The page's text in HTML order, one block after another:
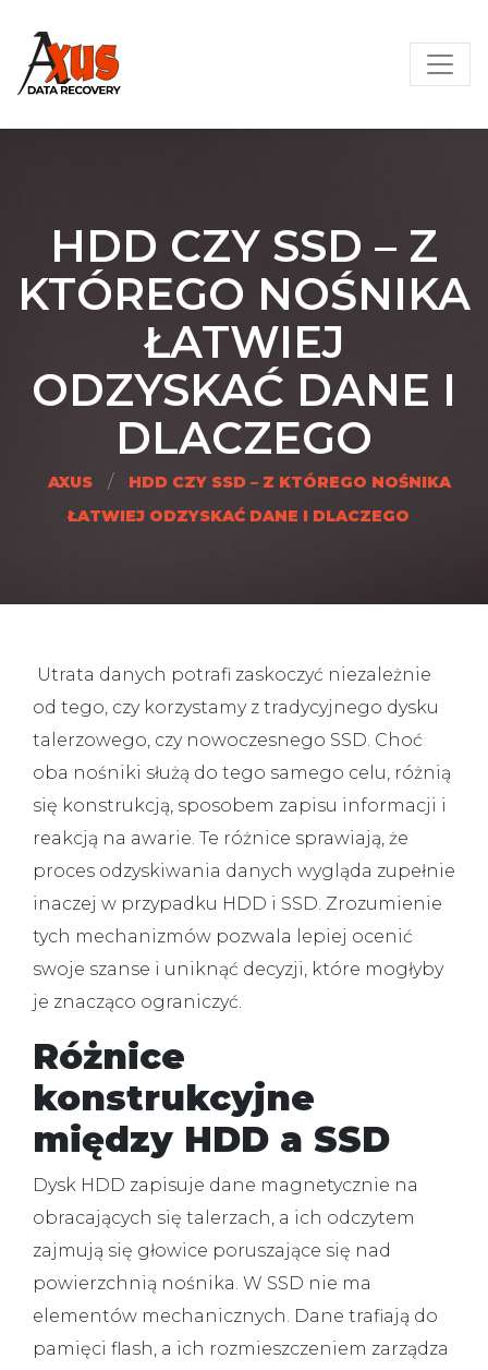
content
HDD CZY SSD – Z
KTÓREGO NOŚNIKA
ŁATWIEJ
ODZYSKAĆ DANE I
DLACZEGO
AXUS /
HDD CZY SSD – Z KTÓREGO NOŚNIKA
ŁATWIEJ ODZYSKAĆ DANE I DLACZEGO
Utrata danych potrafi zaskoczyć niezależnie
od tego, czy korzystamy z tradycyjnego dysku
talerzowego, czy nowoczesnego SSD. Choć
oba nośniki służą do tego samego celu, różnią
się konstrukcją, sposobem zapisu informacji i
reakcją na awarie. Te różnice sprawiają, że
proces odzyskiwania danych wygląda zupełnie
inaczej w przypadku HDD i SSD. Zrozumienie
tych mechanizmów pozwala lepiej ocenić
swoje szanse i uniknąć decyzji, które mogłyby
je znacząco ograniczyć.
Różnice
konstrukcyjne
między HDD a SSD
Dysk HDD zapisuje dane magnetycznie na
obracających się talerzach, a ich odczytem
zajmują się głowice poruszające się nad
powierzchnią nośnika. W SSD nie ma
elementów mechanicznych. Dane trafiają do
pamięci flash, a ich rozmieszczeniem zarządza